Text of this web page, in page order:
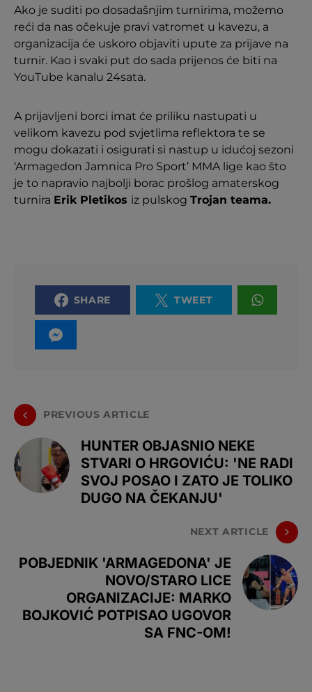
Ako je suditi po dosadašnjim turnirima, možemo
reći da nas očekuje pravi vatromet u kavezu, a
organizacija će uskoro objaviti upute za prijave na
turnir. Kao i svaki put do sada prijenos će biti na
YouTube kanalu 24sata.
A prijavljeni borci imat će priliku nastupati u
velikom kavezu pod svjetlima reflektora te se
mogu dokazati i osigurati si nastup u idućoj sezoni
‘Armagedon Jamnica Pro Sport’ MMA lige kao što
je to napravio najbolji borac prošlog amaterskog
turnira Erik Pletikos iz pulskog Trojan teama.
SHARE TWEET
PREVIOUS ARTICLE
HUNTER OBJASNIO NEKE
STVARI O HRGOVIĆU: 'NE RADI
SVOJ POSAO I ZATO JE TOLIKO
DUGO NA ČEKANJU'
NEXT ARTICLE
POBJEDNIK 'ARMAGEDONA' JE
NOVO/STARO LICE
ORGANIZACIJE: MARKO
BOJKOVIĆ POTPISAO UGOVOR
SA FNC-OM!